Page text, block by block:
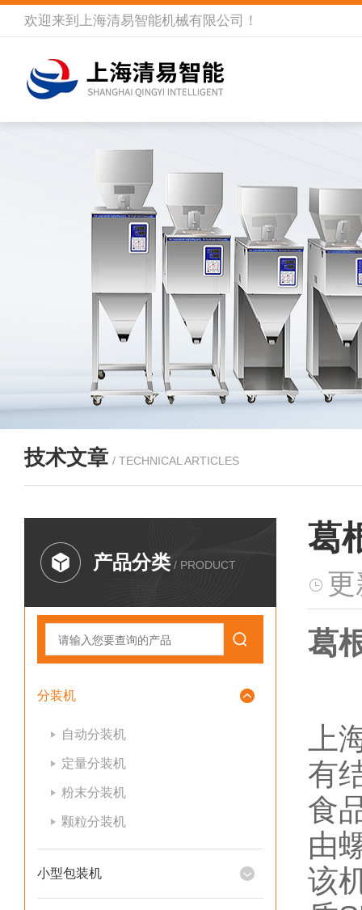
欢迎来到 上海清易智能机械有限公司 ！
技术文章 / TECHNICAL ARTICLES
产品分类 / PRODUCT
分装机
自动分装机
定量分装机
粉末分装机
颗粒分装机
小型包装机
葛
葛
上
有
食
由
该